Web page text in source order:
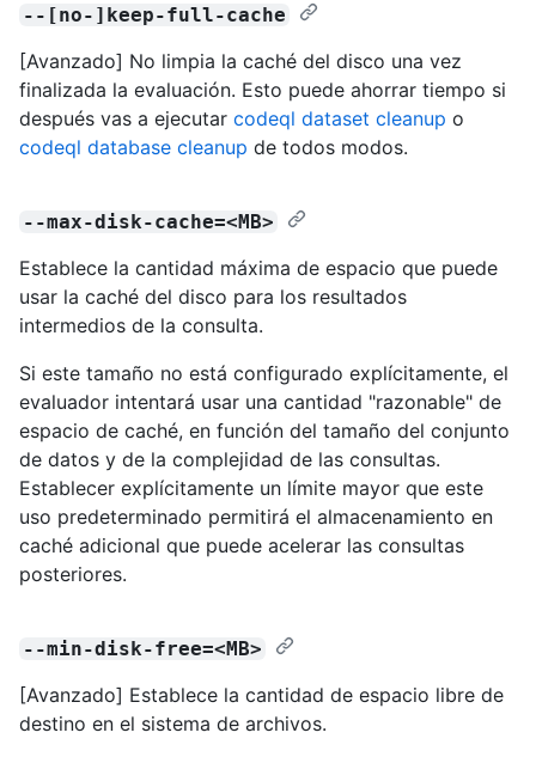
--[no-]keep-full-cache
[Avanzado] No limpia la caché del disco una vez
finalizada la evaluación. Esto puede ahorrar tiempo si
después vas a ejecutar codeql dataset cleanup o
codeql database cleanup de todos modos.
--max-disk-cache=<MB>
Establece la cantidad máxima de espacio que puede
usar la caché del disco para los resultados
intermedios de la consulta.
Si este tamaño no está configurado explícitamente, el
evaluador intentará usar una cantidad "razonable" de
espacio de caché, en función del tamaño del conjunto
de datos y de la complejidad de las consultas.
Establecer explícitamente un límite mayor que este
uso predeterminado permitirá el almacenamiento en
caché adicional que puede acelerar las consultas
posteriores.
--min-disk-free=<MB>
[Avanzado] Establece la cantidad de espacio libre de
destino en el sistema de archivos.